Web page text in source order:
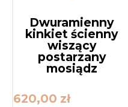
Dwuramienny
kinkiet ścienny
wiszący
postarzany
mosiądz
620,00 zł